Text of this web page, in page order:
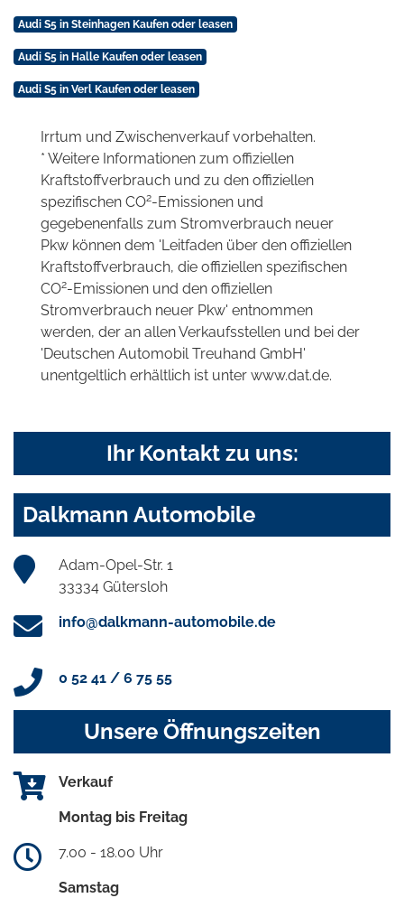
Audi S5 in Steinhagen Kaufen oder leasen
Audi S5 in Halle Kaufen oder leasen
Audi S5 in Verl Kaufen oder leasen
Irrtum und Zwischenverkauf vorbehalten.
* Weitere Informationen zum offiziellen
Kraftstoffverbrauch und zu den offiziellen
spezifischen CO2-Emissionen und
gegebenenfalls zum Stromverbrauch neuer
Pkw können dem 'Leitfaden über den offiziellen
Kraftstoffverbrauch, die offiziellen spezifischen
CO2-Emissionen und den offiziellen
Stromverbrauch neuer Pkw' entnommen
werden, der an allen Verkaufsstellen und bei der
'Deutschen Automobil Treuhand GmbH'
unentgeltlich erhältlich ist unter www.dat.de.
Ihr Kontakt zu uns:
Dalkmann Automobile
Adam-Opel-Str. 1
33334 Gütersloh
info@dalkmann-automobile.de
0 52 41 / 6 75 55
Unsere Öffnungszeiten
Verkauf
Montag bis Freitag
7.00 - 18.00 Uhr
Samstag